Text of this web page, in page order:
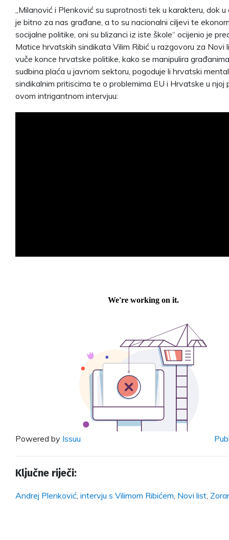
„Milanović i Plenković su suprotnosti tek u karakteru, dok
je bitno za nas građane, a to su nacionalni ciljevi te
socijalne politike, oni su blizanci iz iste škole“ ocijenio je
Matice hrvatskih sindikata Vilim Ribić u razgovoru za Novi
vuče konce hrvatske politike, kako se manipulira
sudbina plaća u javnom sektoru, pogoduje li hrvatski
sindikalnim pritiscima te o problemima EU i Hrvatske u njoj
ovom intrigantnom intervjuu:
Powered by Issuu
Ključne riječi:
Andrej Plenković intervju s Vilimom Ribićem Novi list